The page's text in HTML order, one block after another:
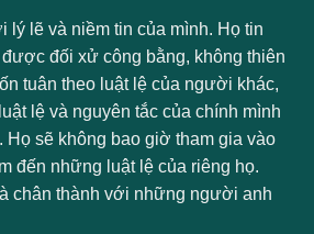
lý lẽ và niềm tin của mình. Họ tin
đối xử công bằng, không thiên
tuân theo luật lệ của người khác,
lệ và nguyên tắc của chính mình
Họ sẽ không bao giờ tham gia vào
đến những luật lệ của riêng họ.
chân thành với những người anh